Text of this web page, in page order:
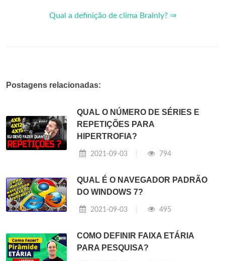
Qual a definição de clima Brainly? ⇒
Postagens relacionadas:
QUAL O NÚMERO DE SÉRIES E
REPETIÇÕES PARA
HIPERTROFIA?
2021-09-03 794
QUAL É O NAVEGADOR PADRÃO
DO WINDOWS 7?
2021-09-03 495
COMO DEFINIR FAIXA ETÁRIA
PARA PESQUISA?